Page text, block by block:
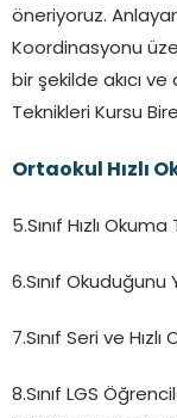
öneriyoruz.
Koordinasyonu
bir şekilde akıcı ve
Teknikleri Kursu
Ortaokul Hızlı
5.Sınıf Hızlı
6.Sınıf
7.Sınıf Seri ve
8.Sınıf LGS